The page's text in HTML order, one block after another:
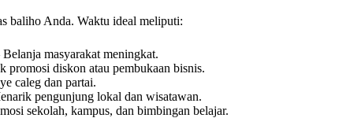
baliho Anda. Waktu ideal meliputi:
Belanja masyarakat meningkat.
promosi diskon atau pembukaan bisnis.
caleg dan partai.
pengunjung lokal dan wisatawan.
sekolah, kampus, dan bimbingan belajar.